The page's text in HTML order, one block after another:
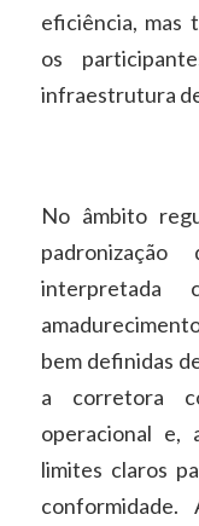
eficiência, mas
os
infraestrutura
No âmbito
bem definidas
a corretora
operacional e,
limites claros
conformidade.